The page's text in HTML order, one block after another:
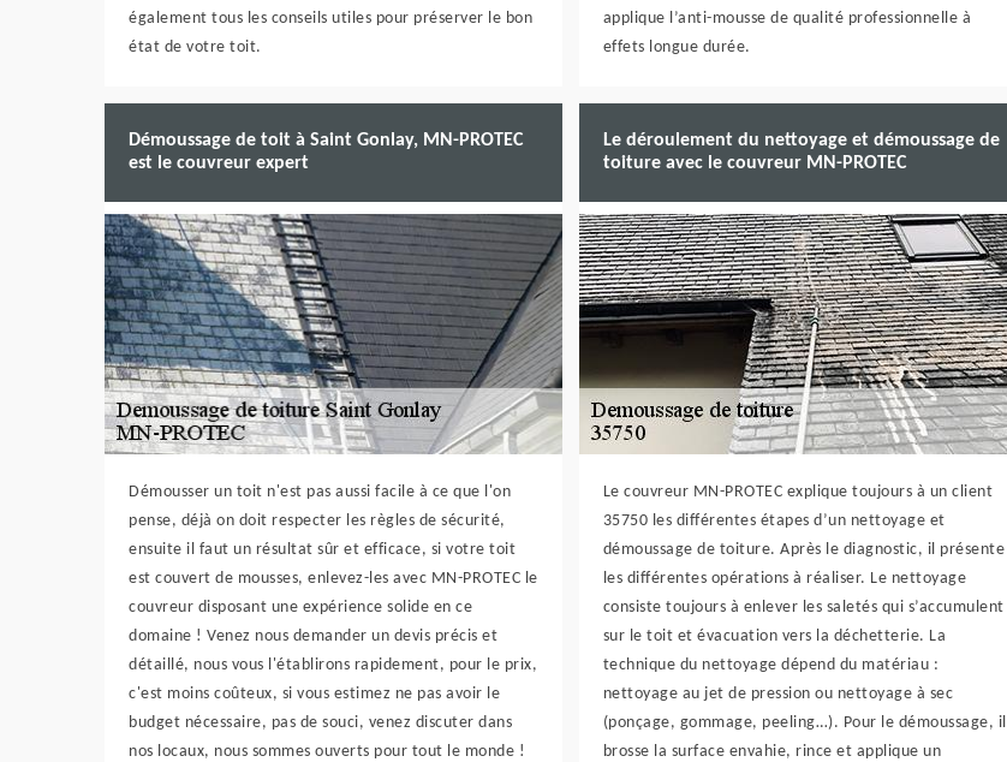
également tous les conseils utiles pour préserver le bon
état de votre toit.
applique l’anti-mousse de qualité professionnelle à
effets longue durée.
Démoussage de toit à Saint Gonlay, MN-PROTEC
est le couvreur expert
Démousser un toit n'est pas aussi facile à ce que l'on
pense, déjà on doit respecter les règles de sécurité,
ensuite il faut un résultat sûr et efficace, si votre toit
est couvert de mousses, enlevez-les avec MN-PROTEC le
couvreur disposant une expérience solide en ce
domaine ! Venez nous demander un devis précis et
détaillé, nous vous l'établirons rapidement, pour le prix,
c'est moins coûteux, si vous estimez ne pas avoir le
budget nécessaire, pas de souci, venez discuter dans
nos locaux, nous sommes ouverts pour tout le monde !
Le déroulement du nettoyage et démoussage de
toiture avec le couvreur MN-PROTEC
Le couvreur MN-PROTEC explique toujours à un client
35750 les différentes étapes d’un nettoyage et
démoussage de toiture. Après le diagnostic, il présente
les différentes opérations à réaliser. Le nettoyage
consiste toujours à enlever les saletés qui s’accumulent
sur le toit et évacuation vers la déchetterie. La
technique du nettoyage dépend du matériau :
nettoyage au jet de pression ou nettoyage à sec
(ponçage, gommage, peeling…). Pour le démoussage, il
brosse la surface envahie, rince et applique un